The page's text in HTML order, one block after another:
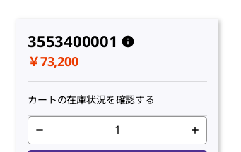
3553400001
￥73,200
カートの在庫状況を確認する